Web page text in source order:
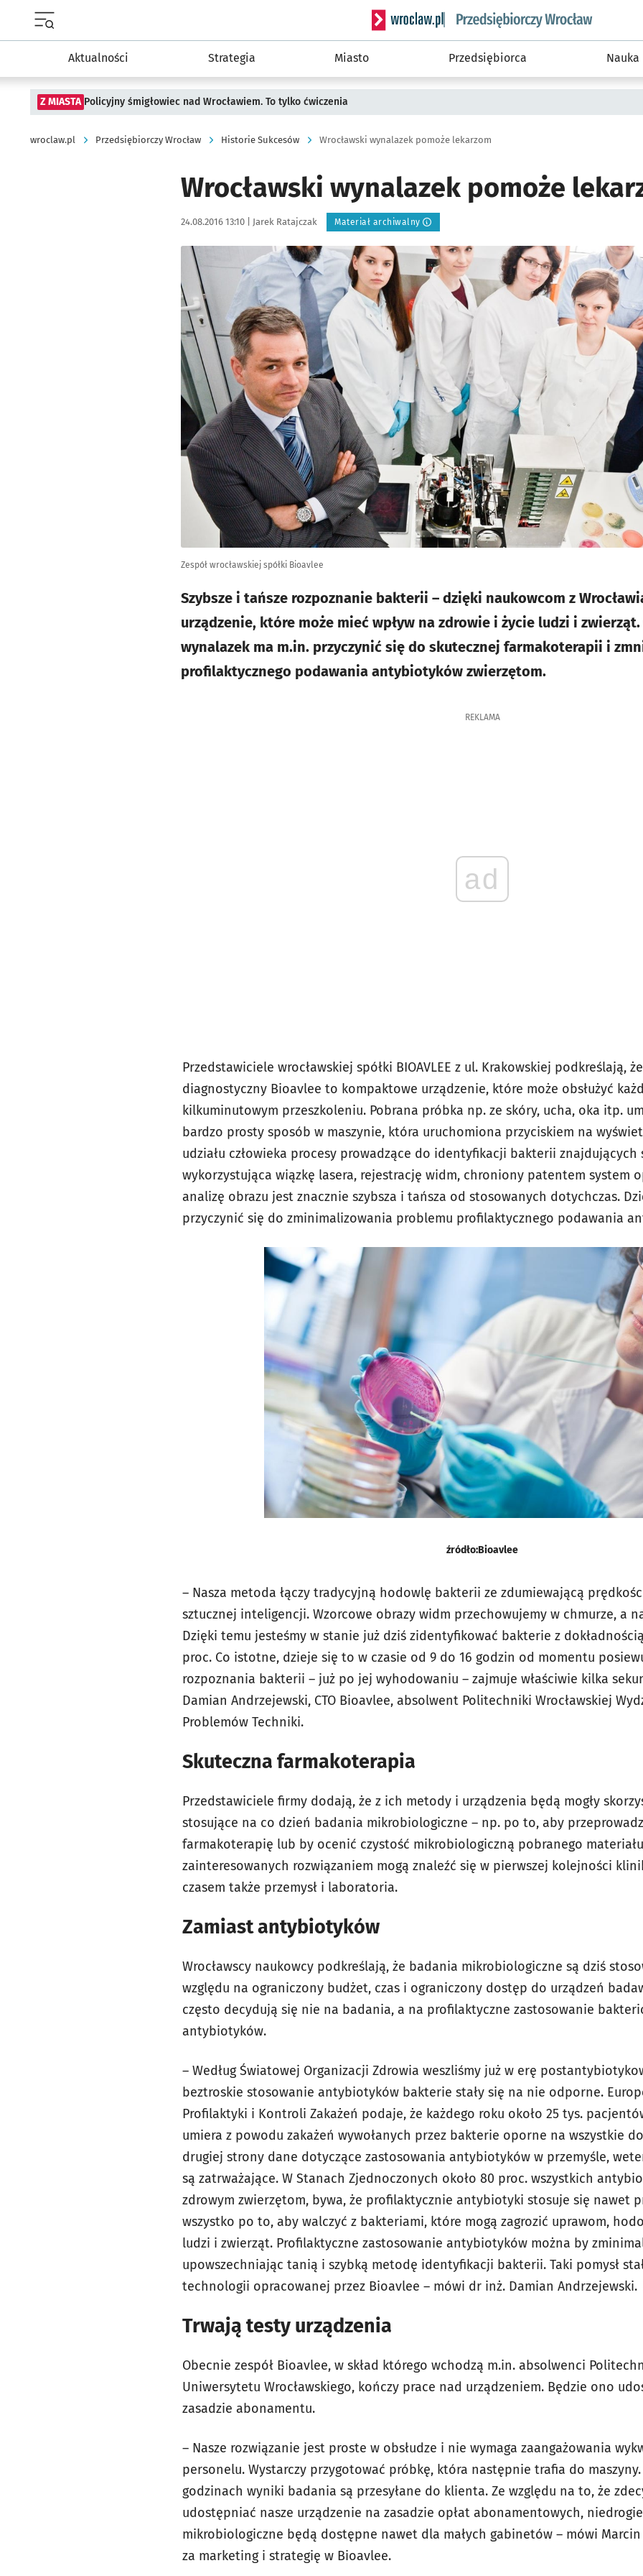
Serwis informacyjny wroclaw.pl podserwis:
Aktualności Strategia Miasto Przedsiębiorca Nauka
Z MIASTA Policyjny śmigłowiec nad Wrocławiem. To tylko ćwiczenia
wroclaw.pl Przedsiębiorczy Wrocław Historie Sukcesów Wrocławski wynalazek pomoże lekarzom
Wrocławski wynalazek pomoże
Data publikacji:
24.08.2016 13:10 | Autor:
Jarek Ratajczak Materiał archiwalny
Kliknij, aby powiększyć
Zespół wrocławskiej spółki Bioavlee
Szybsze i tańsze rozpoznanie bakterii – dzięki naukowcom z
urządzenie, które może mieć wpływ na zdrowie i życie ludzi i zwierząt.
wynalazek ma m.in. przyczynić się do skutecznej farmakoterapii i
profilaktycznego podawania antybiotyków zwierzętom.
REKLAMA
ad
Przedstawiciele wrocławskiej spółki BIOAVLEE z ul. Krakowskiej podkreślają,
diagnostyczny Bioavlee to kompaktowe urządzenie, które może obsłużyć
kilkuminutowym przeszkoleniu. Pobrana próbka np. ze skóry, ucha, oka itp.
bardzo prosty sposób w maszynie, która uruchomiona przyciskiem na
udziału człowieka procesy prowadzące do identyfikacji bakterii znajdujących
wykorzystująca wiązkę lasera, rejestrację widm, chroniony patentem system
analizę obrazu jest znacznie szybsza i tańsza od stosowanych dotychczas.
przyczynić się do zminimalizowania problemu profilaktycznego podawania
źródło:Bioavlee
– Nasza metoda łączy tradycyjną hodowlę bakterii ze zdumiewającą
sztucznej inteligencji. Wzorcowe obrazy widm przechowujemy w chmurze, a
Dzięki temu jesteśmy w stanie już dziś zidentyfikować bakterie z
proc. Co istotne, dzieje się to w czasie od 9 do 16 godzin od momentu
rozpoznania bakterii – już po jej wyhodowaniu – zajmuje właściwie kilka
Damian Andrzejewski, CTO Bioavlee, absolwent Politechniki Wrocławskiej
Problemów Techniki.
Skuteczna farmakoterapia
Przedstawiciele firmy dodają, że z ich metody i urządzenia będą mogły
stosujące na co dzień badania mikrobiologiczne – np. po to, aby
farmakoterapię lub by ocenić czystość mikrobiologiczną pobranego
zainteresowanych rozwiązaniem mogą znaleźć się w pierwszej kolejności
czasem także przemysł i laboratoria.
Zamiast antybiotyków
Wrocławscy naukowcy podkreślają, że badania mikrobiologiczne są dziś
względu na ograniczony budżet, czas i ograniczony dostęp do urządzeń
często decydują się nie na badania, a na profilaktyczne zastosowanie
antybiotyków.
– Według Światowej Organizacji Zdrowia weszliśmy już w erę
beztroskie stosowanie antybiotyków bakterie stały się na nie odporne.
Profilaktyki i Kontroli Zakażeń podaje, że każdego roku około 25 tys.
umiera z powodu zakażeń wywołanych przez bakterie oporne na wszystkie
drugiej strony dane dotyczące zastosowania antybiotyków w przemyśle,
są zatrważające. W Stanach Zjednoczonych około 80 proc. wszystkich
zdrowym zwierzętom, bywa, że profilaktycznie antybiotyki stosuje się nawet
wszystko po to, aby walczyć z bakteriami, które mogą zagrozić uprawom,
ludzi i zwierząt. Profilaktyczne zastosowanie antybiotyków można by
upowszechniając tanią i szybką metodę identyfikacji bakterii. Taki pomysł
technologii opracowanej przez Bioavlee – mówi dr inż. Damian Andrzejewski.
Trwają testy urządzenia
Obecnie zespół Bioavlee, w skład którego wchodzą m.in. absolwenci
Uniwersytetu Wrocławskiego, kończy prace nad urządzeniem. Będzie ono
zasadzie abonamentu.
– Nasze rozwiązanie jest proste w obsłudze i nie wymaga zaangażowania
personelu. Wystarczy przygotować próbkę, która następnie trafia do
godzinach wyniki badania są przesyłane do klienta. Ze względu na to, że
udostępniać nasze urządzenie na zasadzie opłat abonamentowych,
mikrobiologiczne będą dostępne nawet dla małych gabinetów – mówi
za marketing i strategię w Bioavlee.